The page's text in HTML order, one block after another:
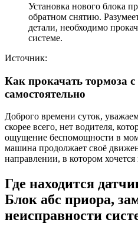
Установка нового блока
обратном снятию.
детали, необходимо
системе.
Источник:
Как прокачать тормоза
самостоятельно
Доброго времени суток,
скорее всего, нет водителя,
ощущение беспомощности в
машина продолжает своё
направлении, в котором
Где находится
Блок абс приора,
неисправности